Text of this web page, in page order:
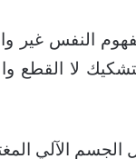
النفس غير
لا القطع
الجسم الآلي